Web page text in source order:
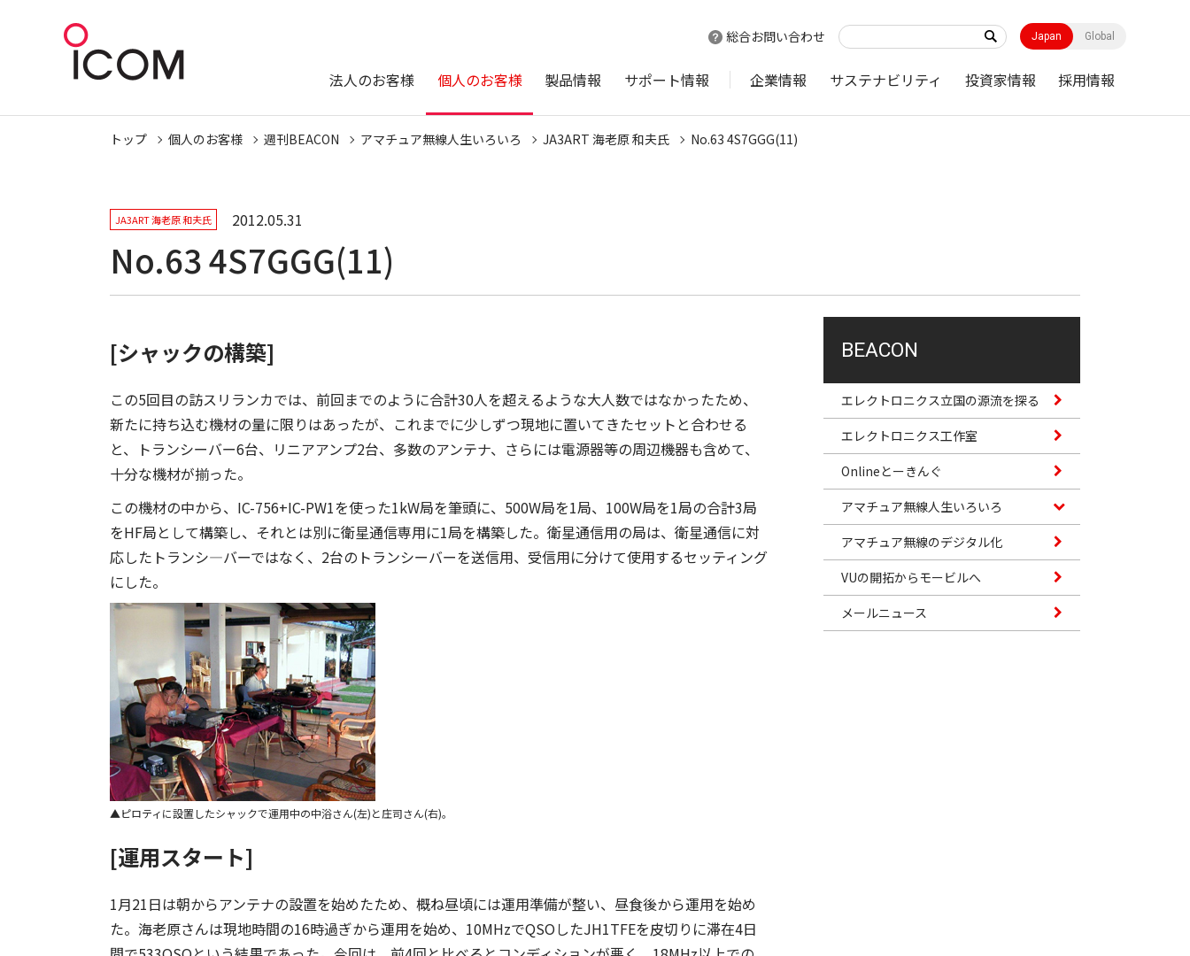
総合お問い合わせ Japan Global
法人のお客様 個人のお客様 製品情報 サポート情報 企業情報 サステナビリティ 投資家情報 採用情報
トップ 個人のお客様 週刊BEACON アマチュア無線人生いろいろ JA3ART 海老原 和夫氏 No.63 4S7GGG(11)
JA3ART 海老原 和夫氏 2012.05.31
No.63 4S7GGG(11)
[シャックの構築]
この5回目の訪スリランカでは、前回までのように合計30人を超えるような大人数ではなかったため、
新たに持ち込む機材の量に限りはあったが、これまでに少しずつ現地に置いてきたセットと合わせる
と、トランシーバー6台、リニアアンプ2台、多数のアンテナ、さらには電源器等の周辺機器も含めて、
十分な機材が揃った。
この機材の中から、IC-756+IC-PW1を使った1kW局を筆頭に、500W局を1局、100W局を1局の合計3局
をHF局として構築し、それとは別に衛星通信専用に1局を構築した。衛星通信用の局は、衛星通信に対
応したトランシ―バーではなく、2台のトランシーバーを送信用、受信用に分けて使用するセッティング
にした。
ピロティに設置したシャックで運用中の中浴さん(左)と庄司さん(右)。
[運用スタート]
1月21日は朝からアンテナの設置を始めたため、概ね昼頃には運用準備が整い、昼食後から運用を始め
た。海老原さんは現地時間の16時過ぎから運用を始め、10MHzでQSOしたJH1TFEを皮切りに滞在4日
BEACON
エレクトロニクス立国の源流を探る
エレクトロニクス工作室
Onlineとーきんぐ
アマチュア無線人生いろいろ
アマチュア無線のデジタル化
VUの開拓からモービルへ
メールニュース